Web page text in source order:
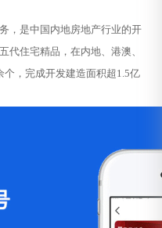
，是中国内地房地产行业的开
代住宅精品，在内地、港澳、
，完成开发建造面积超1.5亿